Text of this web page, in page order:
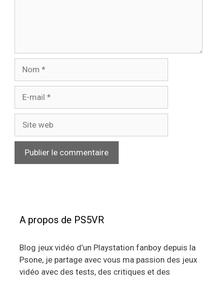
A propos de PS5VR
Blog jeux vidéo d’un Playstation fanboy depuis la
Psone, je partage avec vous ma passion des jeux
vidéo avec des tests, des critiques et des